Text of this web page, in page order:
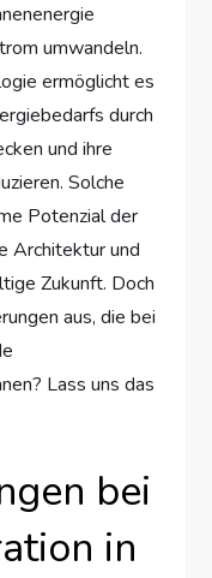
umwandeln.
ermöglicht es
durch
und ihre
Solche
Potenzial der
Architektur und
Zukunft. Doch
aus, die bei
Lass uns das
bei
in